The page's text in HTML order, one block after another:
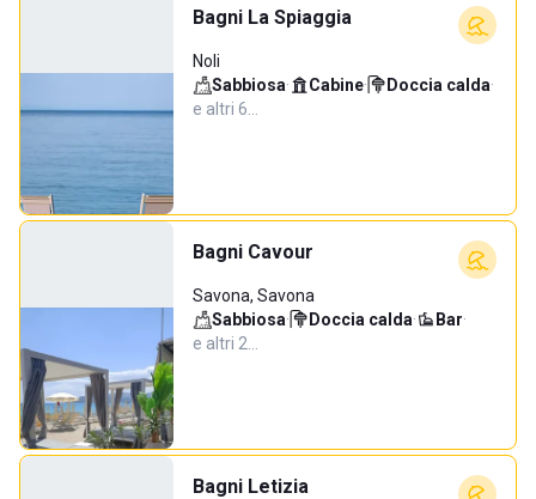
Bagni La Spiaggia
Noli
Sabbiosa· Cabine· Doccia calda·
e altri 6…
Bagni Cavour
Savona, Savona
Sabbiosa· Doccia calda· Bar·
e altri 2…
Bagni Letizia